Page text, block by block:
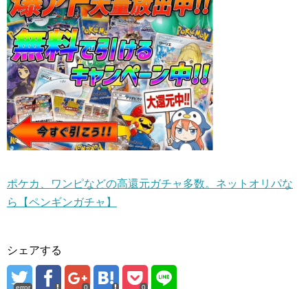
ポケカ、ワンピなどの高還元ガチャ多数。ネットオリパな
ら【ペンギンガチャ】
シェアする
error 0 0